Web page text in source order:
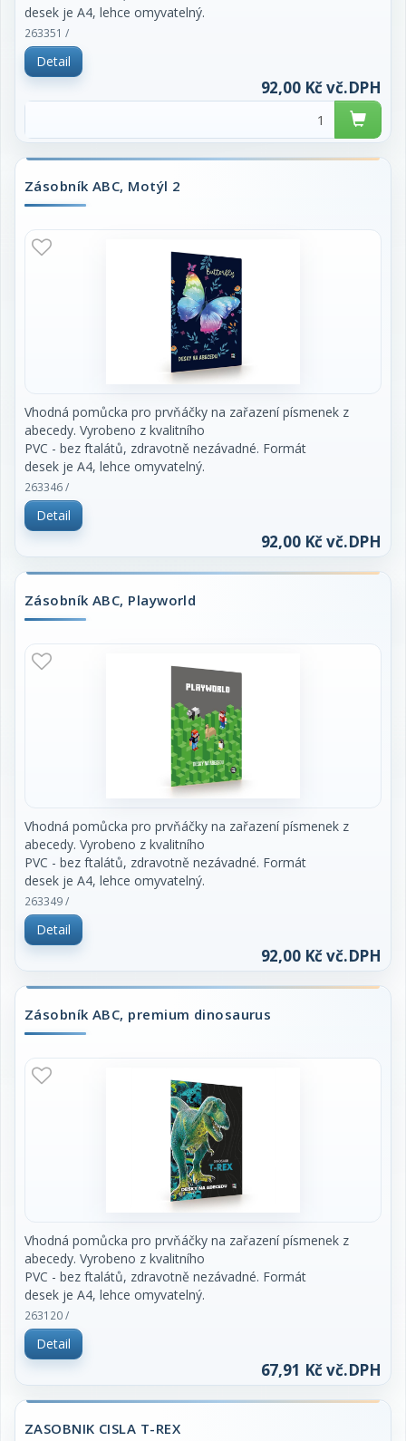
desek je A4, lehce omyvatelný.
263351 /
Detail
92,00 Kč vč.DPH
Zásobník ABC, Motýl 2
Vhodná pomůcka pro prvňáčky na zařazení písmenek z
abecedy. Vyrobeno z kvalitního
PVC - bez ftalátů, zdravotně nezávadné. Formát
desek je A4, lehce omyvatelný.
263346 /
Detail
92,00 Kč vč.DPH
Zásobník ABC, Playworld
Vhodná pomůcka pro prvňáčky na zařazení písmenek z
abecedy. Vyrobeno z kvalitního
PVC - bez ftalátů, zdravotně nezávadné. Formát
desek je A4, lehce omyvatelný.
263349 /
Detail
92,00 Kč vč.DPH
Zásobník ABC, premium dinosaurus
Vhodná pomůcka pro prvňáčky na zařazení písmenek z
abecedy. Vyrobeno z kvalitního
PVC - bez ftalátů, zdravotně nezávadné. Formát
desek je A4, lehce omyvatelný.
263120 /
Detail
67,91 Kč vč.DPH
ZASOBNIK CISLA T-REX